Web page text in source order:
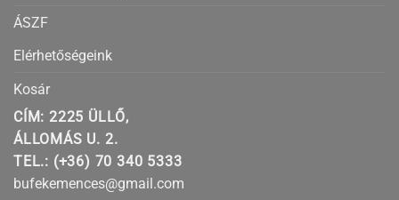
ÁSZF
Elérhetőségeink
Kosár
CÍM: 2225 ÜLLŐ,
ÁLLOMÁS U. 2.
TEL.: (+36) 70 340 5333
bufekemences@gmail.com